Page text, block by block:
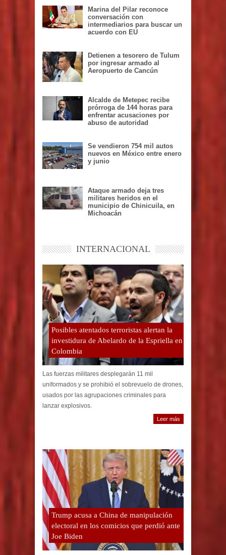
Marina del Pilar reconoce
conversación con
intermediarios para buscar un
Detienen a tesorero de Tulum
por ingresar armado al
Aeropuerto de Cancún
Alcalde de Metepec recibe
prórroga de 144 horas para
enfrentar acusaciones por
Se vendieron 754 mil autos
nuevos en México entre enero
y junio
Ataque armado deja tres
militares heridos en el
municipio de Chinicuila, en
INTERNACIONAL
Posibles atentados terroristas alertan la
investidura de Abelardo de la Espriella en
Colombia
Las fuerzas militares desplegarán 11 mil
Leer más
Trump acusa a China de manipulación
electoral en los comicios que perdió ante
Joe Biden